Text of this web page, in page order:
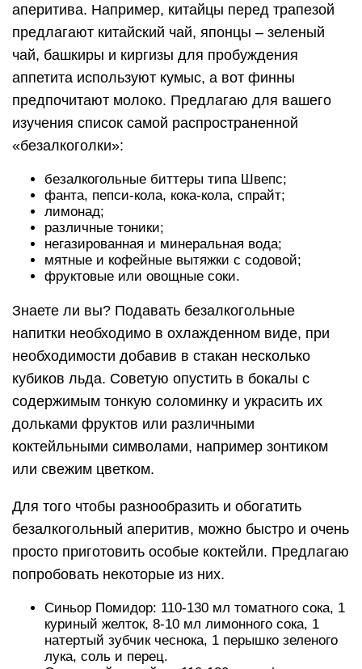
аперитива. Например, китайцы перед трапезой
предлагают китайский чай, японцы – зеленый
чай, башкиры и киргизы для пробуждения
аппетита используют кумыс, а вот финны
предпочитают молоко. Предлагаю для вашего
изучения список самой распространенной
«безалкоголки»:
безалкогольные биттеры типа Швепс;
фанта, пепси-кола, кока-кола, спрайт;
лимонад;
различные тоники;
негазированная и минеральная вода;
мятные и кофейные вытяжки с содовой;
фруктовые или овощные соки.
Знаете ли вы? Подавать безалкогольные
напитки необходимо в охлажденном виде, при
необходимости добавив в стакан несколько
кубиков льда. Советую опустить в бокалы с
содержимым тонкую соломинку и украсить их
дольками фруктов или различными
коктейльными символами, например зонтиком
или свежим цветком.
Для того чтобы разнообразить и обогатить
безалкогольный аперитив, можно быстро и очень
просто приготовить особые коктейли. Предлагаю
попробовать некоторые из них.
Синьор Помидор: 110-130 мл томатного сока, 1
куриный желток, 8-10 мл лимонного сока, 1
натертый зубчик чеснока, 1 перышко зеленого
лука, соль и перец.